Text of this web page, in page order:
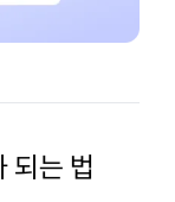
되는 법